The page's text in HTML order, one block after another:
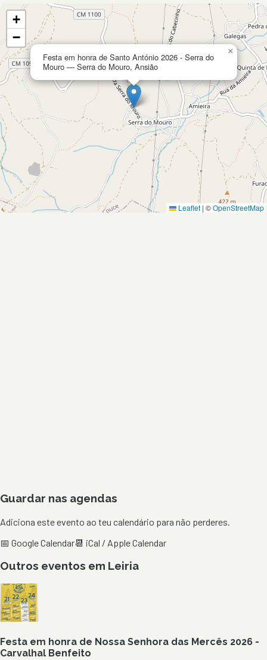
Festa em honra de Santo António 2026 - Serra do
Mouro — Serra do Mouro, Ansião
×
+
−
Leaflet | ©OpenStreetMap
Guardar nas agendas
Adiciona este evento ao teu calendário para não perderes.
📅 Google Calendar📆 iCal / Apple Calendar
Outros eventos em Leiria
Festa em honra de Nossa Senhora das Mercês 2026 -
Carvalhal Benfeito